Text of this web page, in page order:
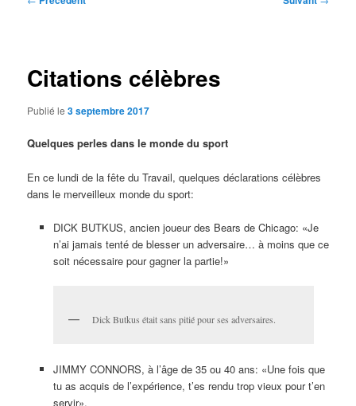
Citations célèbres
Publié le3 septembre 2017
Quelques perles dans le monde du sport
En ce lundi de la fête du Travail, quelques déclarations célèbres
dans le merveilleux monde du sport:
DICK BUTKUS, ancien joueur des Bears de Chicago: «Je
n’ai jamais tenté de blesser un adversaire… à moins que ce
soit nécessaire pour gagner la partie!»
Dick Butkus était sans pitié pour ses adversaires.
JIMMY CONNORS, à l’âge de 35 ou 40 ans: «Une fois que
tu as acquis de l’expérience, t’es rendu trop vieux pour t’en
servir».